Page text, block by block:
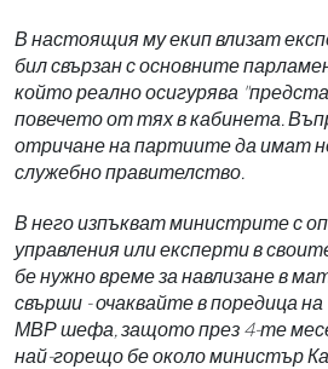
В настоящия му екип влизат
бил свързан с основните
който реално осигурява
повечето от тях в кабинета.
отричане на партиите да имат
служебно правителство.
В него изпъкват министрите с
управления или експерти в
бе нужно време за навлизане в
свърши - очаквайте в поредица на
МВР шефа, защото през 4-те
най-горещо бе около министър